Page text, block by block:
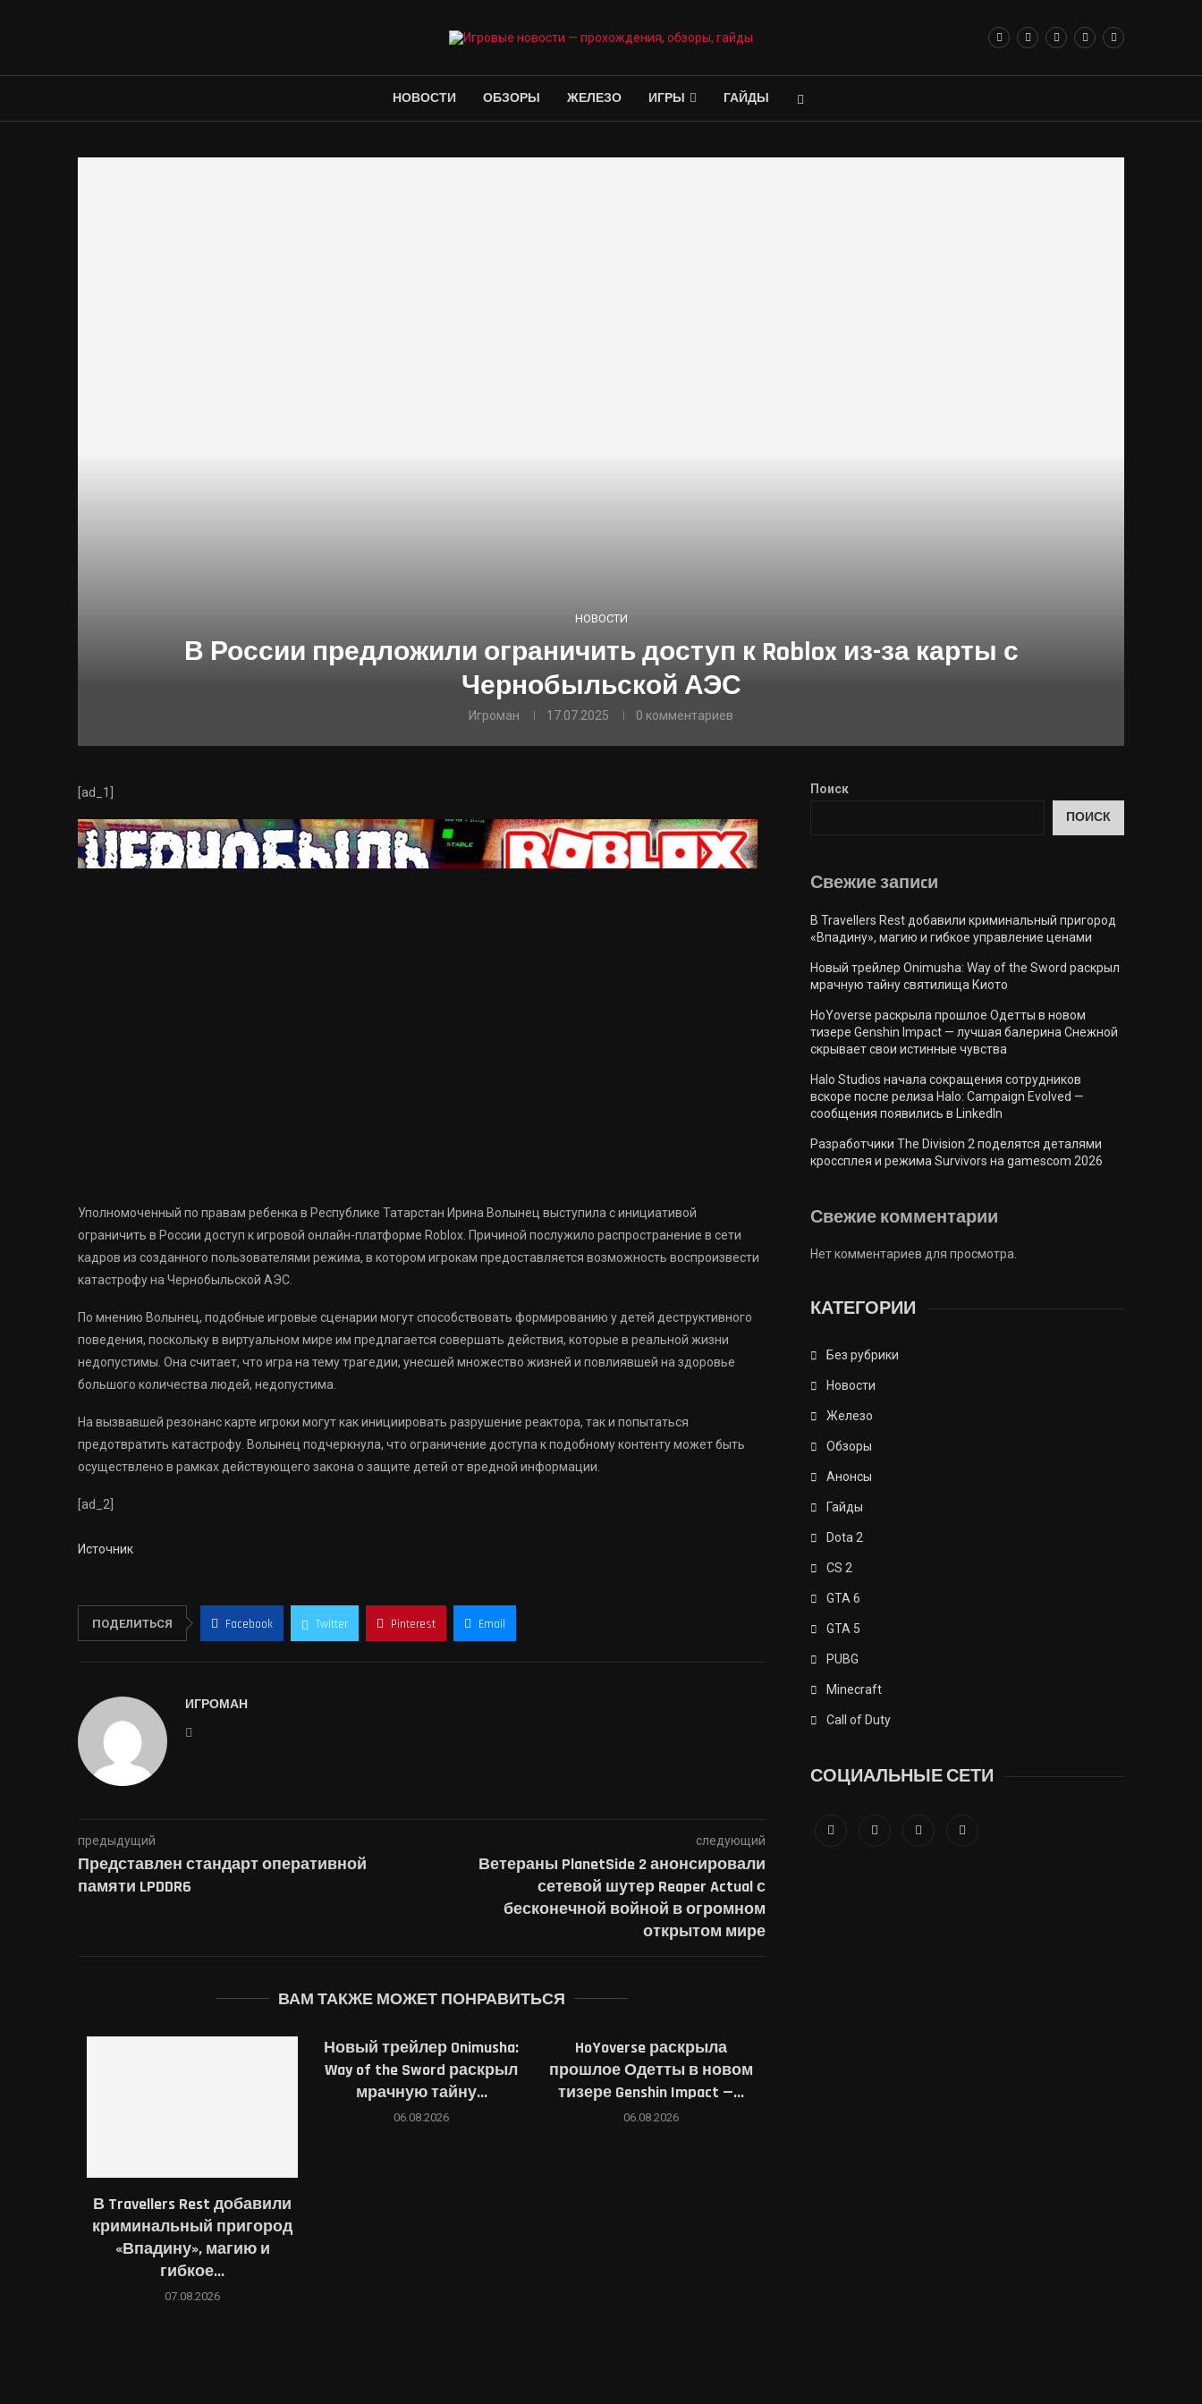
НОВОСТИ ОБЗОРЫ ЖЕЛЕЗО ИГРЫ ГАЙДЫ
НОВОСТИ
В России предложили ограничить доступ к Roblox из-за карты с
Чернобыльской АЭС
Игроман 17.07.2025 0 комментариев
[ad_1]
Уполномоченный по правам ребенка в Республике Татарстан Ирина Волынец выступила с инициативой
ограничить в России доступ к игровой онлайн-платформе Roblox. Причиной послужило распространение в сети
кадров из созданного пользователями режима, в котором игрокам предоставляется возможность воспроизвести
катастрофу на Чернобыльской АЭС.
По мнению Волынец, подобные игровые сценарии могут способствовать формированию у детей деструктивного
поведения, поскольку в виртуальном мире им предлагается совершать действия, которые в реальной жизни
недопустимы. Она считает, что игра на тему трагедии, унесшей множество жизней и повлиявшей на здоровье
большого количества людей, недопустима.
На вызвавшей резонанс карте игроки могут как инициировать разрушение реактора, так и попытаться
предотвратить катастрофу. Волынец подчеркнула, что ограничение доступа к подобному контенту может быть
осуществлено в рамках действующего закона о защите детей от вредной информации.
[ad_2]
Источник
ПОДЕЛИТЬСЯ Facebook Twitter Pinterest Email
ИГРОМАН
предыдущий
Представлен стандарт оперативной
памяти LPDDR6
следующий
Ветераны PlanetSide 2 анонсировали
сетевой шутер Reaper Actual с
бесконечной войной в огромном
открытом мире
ВАМ ТАКЖЕ МОЖЕТ ПОНРАВИТЬСЯ
В Travellers Rest добавили
криминальный пригород
«Впадину», магию и
гибкое...
07.08.2026
Новый трейлер Onimusha:
Way of the Sword раскрыл
мрачную тайну...
06.08.2026
HoYoverse раскрыла
прошлое Одетты в новом
тизере Genshin Impact —...
06.08.2026
Поиск
ПОИСК
Свежие запиcи
В Travellers Rest добавили криминальный пригород
«Впадину», магию и гибкое управление ценами
Новый трейлер Onimusha: Way of the Sword раскрыл
мрачную тайну святилища Киото
HoYoverse раскрыла прошлое Одетты в новом
тизере Genshin Impact — лучшая балерина Снежной
скрывает свои истинные чувства
Halo Studios начала сокращения сотрудников
вскоре после релиза Halo: Campaign Evolved —
сообщения появились в LinkedIn
Разработчики The Division 2 поделятся деталями
кроссплея и режима Survivors на gamescom 2026
Свежие комментарии
Нет комментариев для просмотра.
КАТЕГОРИИ
Без рубрики
Новости
Железо
Обзоры
Анонсы
Гайды
Dota 2
CS 2
GTA 6
GTA 5
PUBG
Minecraft
Call of Duty
СОЦИАЛЬНЫЕ СЕТИ